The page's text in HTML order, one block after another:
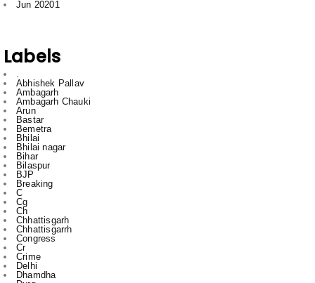
Ambagarh
Ambagarh Chauki
Bastar
Bemetra
Bhilai
Bhilai nagar
Bihar
Bilaspur
BJP
Breaking
C
Cg
Ch
Chhattisgarh
Chhattisgarrh
Congress
Cr
Crime
Delhi
Dhamdha
Durg
Durg Bakliwl
Education
English
English News